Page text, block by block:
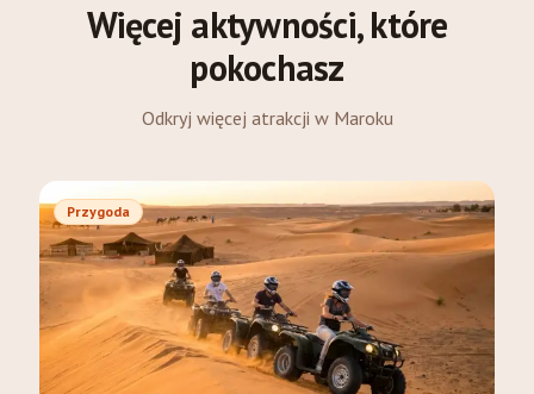
Więcej aktywności, które
pokochasz
Odkryj więcej atrakcji w Maroku
Przygoda